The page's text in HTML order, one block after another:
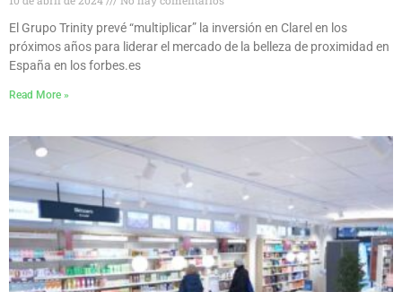
El Grupo Trinity prevé “multiplicar” la inversión en Clarel en los
próximos años para liderar el mercado de la belleza de proximidad en
España en los forbes.es
Read More »